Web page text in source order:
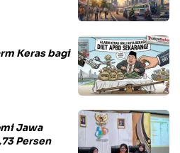
Keras bagi
Jawa
Persen